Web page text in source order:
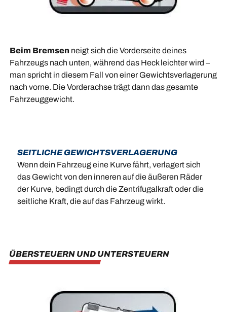
Beim Bremsenneigt sich die Vorderseite deines
Fahrzeugs nach unten, während das Heck leichter wird –
man spricht in diesem Fall von einer Gewichtsverlagerung
nach vorne. Die Vorderachse trägt dann das gesamte
Fahrzeuggewicht.
SEITLICHE GEWICHTSVERLAGERUNG
Wenn dein Fahrzeug eine Kurve fährt, verlagert sich
das Gewicht von den inneren auf die äußeren Räder
der Kurve, bedingt durch die Zentrifugalkraft oder die
seitliche Kraft, die auf das Fahrzeug wirkt.
ÜBERSTEUERN UND UNTERSTEUERN